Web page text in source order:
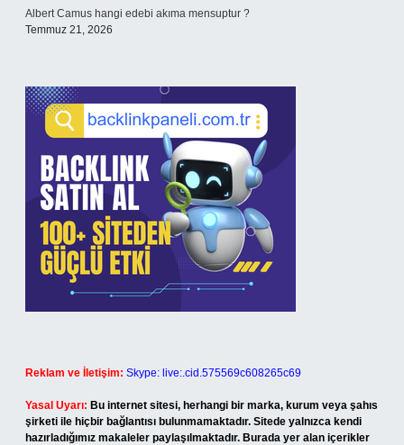
Albert Camus hangi edebi akıma mensuptur ?
Temmuz 21, 2026
Reklam ve İletişim: Skype: live:.cid.575569c608265c69
Yasal Uyarı: Bu internet sitesi, herhangi bir marka, kurum veya şahıs
şirketi ile hiçbir bağlantısı bulunmamaktadır. Sitede yalnızca kendi
hazırladığımız makaleler paylaşılmaktadır. Burada yer alan içerikler